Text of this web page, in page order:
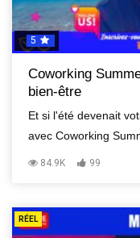
5
Coworking
bien-être
Et si l'été devenait
avec Coworking
84.9K 99
RÉEL